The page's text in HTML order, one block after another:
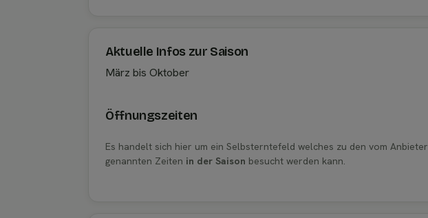
Aktuelle Infos zur Saison
März bis Oktober
Öffnungszeiten
Es handelt sich hier um ein Selbsterntefeld welches zu den vom Anbieter
genannten Zeiten in der Saison besucht werden kann.